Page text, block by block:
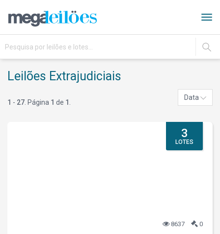
IR
Leilões Extrajudiciais
1 - 27 . Página 1 de 1
Data
3
LOTES
8637 0